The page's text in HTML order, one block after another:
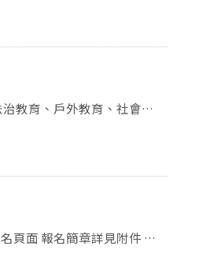
教師修習取得成績可登錄
料概不退還。） 請於
員請至
至學員報名留存之電子信
停課，概不退費。無辦理者
完成報名資料登錄，逾時
名文件未簽名及校方用印